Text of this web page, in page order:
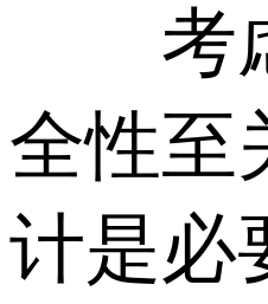
考虑
全性至
计是必